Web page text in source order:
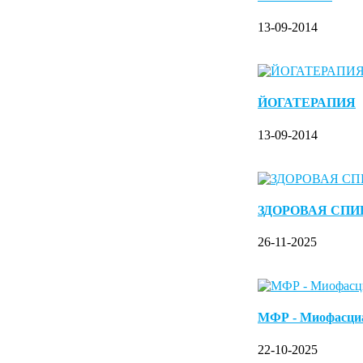
13-09-2014
ЙОГАТЕРАПИЯ
13-09-2014
ЗДОРОВАЯ
26-11-2025
МФР -
22-10-2025